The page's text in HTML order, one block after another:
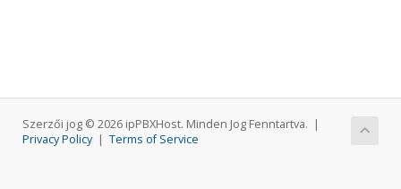
Szerzői jog © 2026 ipPBXHost. Minden Jog Fenntartva. |
Privacy Policy| Terms of Service